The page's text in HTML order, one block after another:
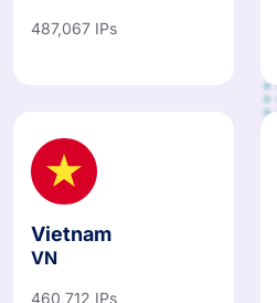
487,067 IPs
Vietnam
VN
460,712 IPs